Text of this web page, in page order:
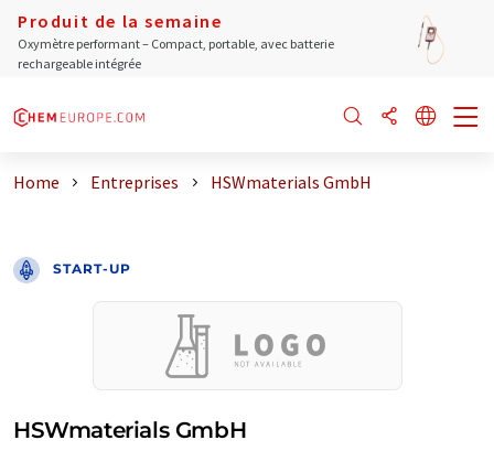
Produit de la semaine
Oxymètre performant – Compact, portable, avec batterie
rechargeable intégrée
Home Entreprises HSWmaterials GmbH
START-UP
HSWmaterials GmbH